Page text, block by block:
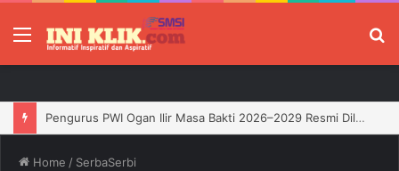
Menu
Jelang HUT RI, 3 Sumur Infill Baru di Zona 4 Dukung Kedaulatan Energi
Home / SerbaSerbi